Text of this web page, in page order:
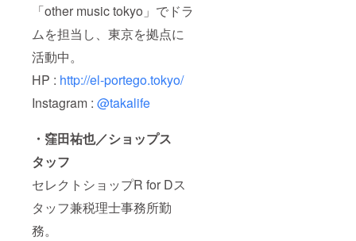
「other music tokyo」でドラ
ムを担当し、東京を拠点に
活動中。
HP : http://el-portego.tokyo/
Instagram : @takalife
・窪田祐也／ショップス
タッフ
セレクトショップR for Dス
タッフ兼税理士事務所勤
務。